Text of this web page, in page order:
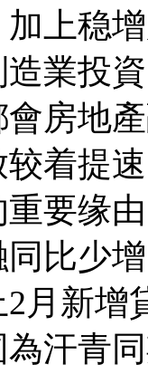
上稳
業投
房地
较着提
重要缘
比少
月新增
汗青